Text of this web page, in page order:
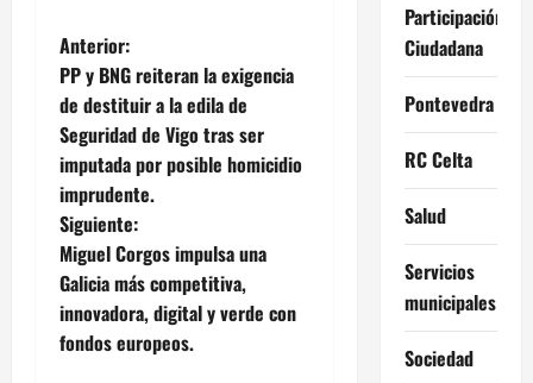
N
a
v
e
g
a
c
Anterior:
PP y BNG reiteran la exigencia
de destituir a la edila de
Seguridad de Vigo tras ser
imputada por posible homicidio
imprudente.
Siguiente:
Miguel Corgos impulsa una
Galicia más competitiva,
innovadora, digital y verde con
fondos europeos.
Participación
Ciudadana
Pontevedra
RC Celta
Salud
Servicios
municipales
Sociedad